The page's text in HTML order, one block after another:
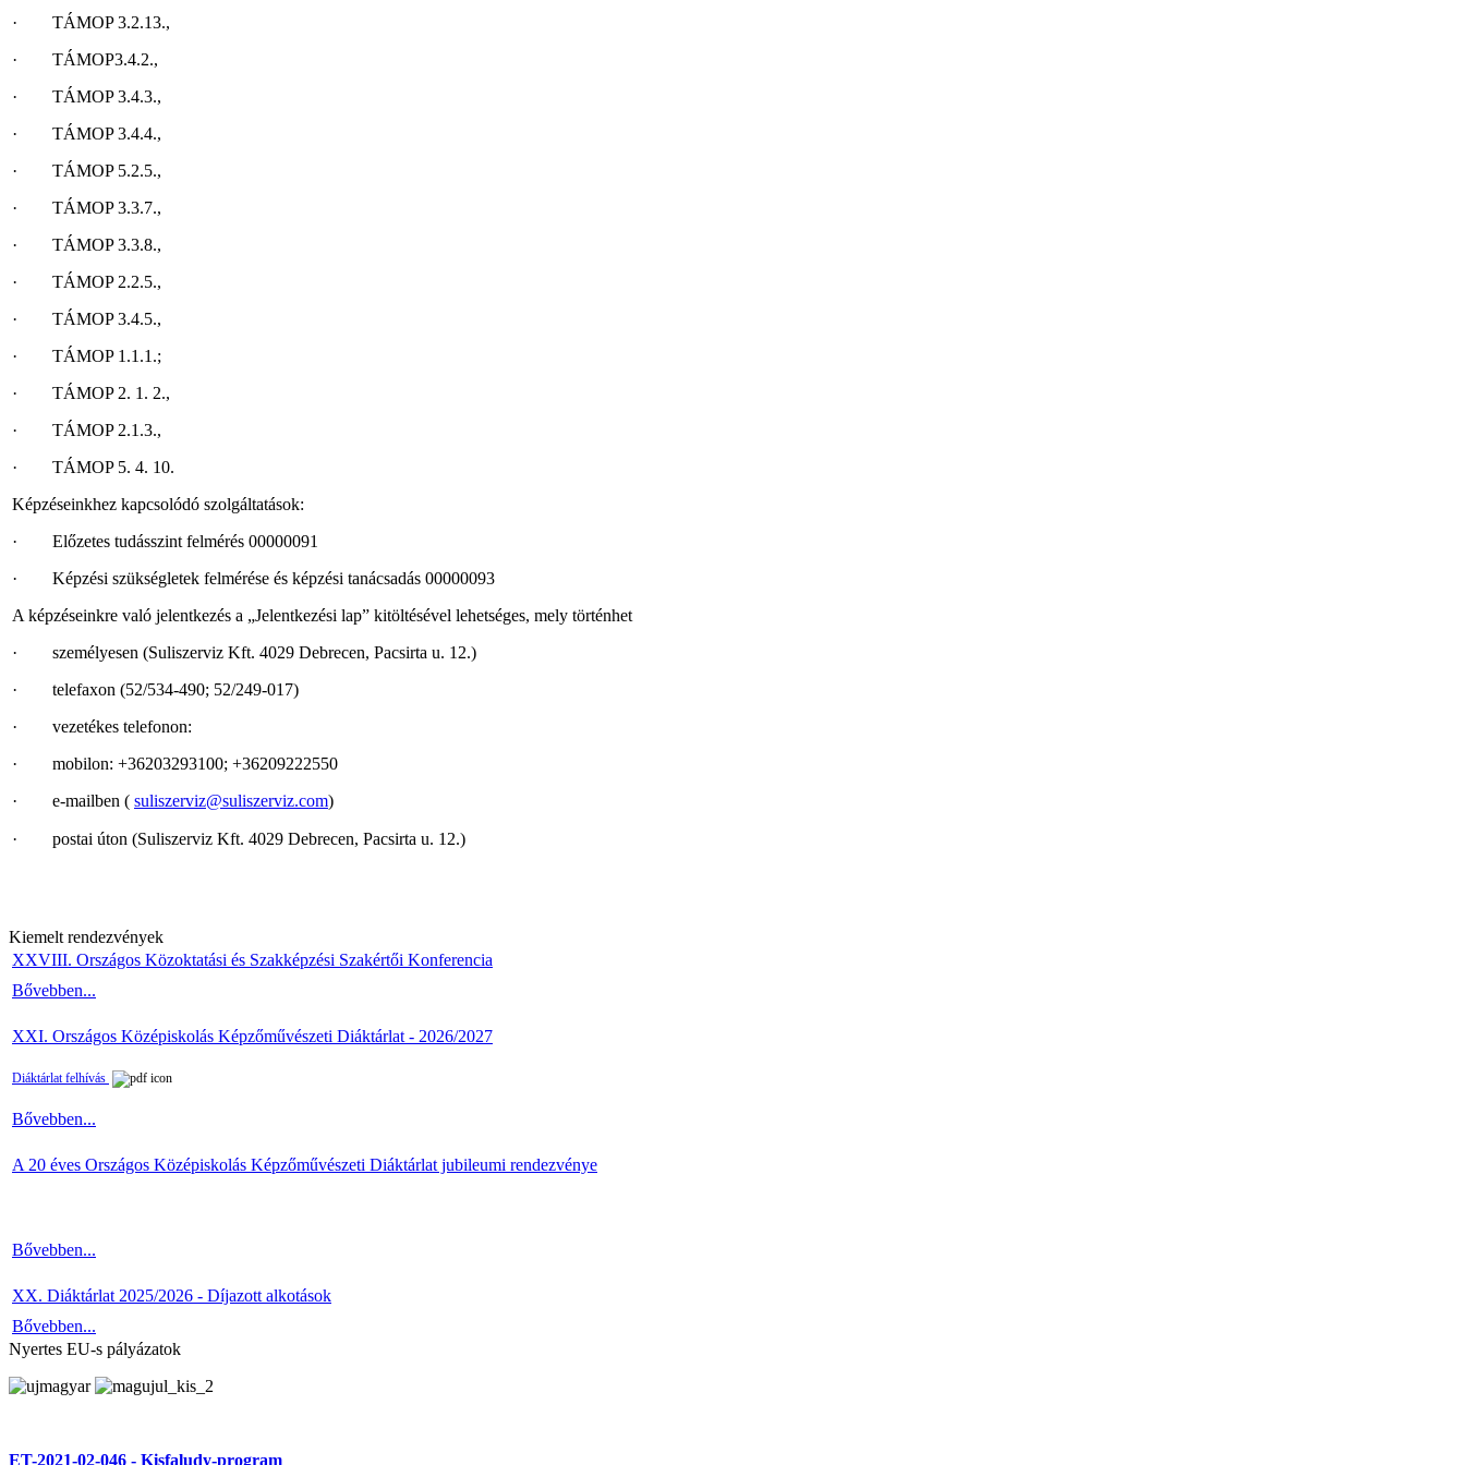
· TÁMOP 3.2.13.,
· TÁMOP3.4.2.,
· TÁMOP 3.4.3.,
· TÁMOP 3.4.4.,
· TÁMOP 5.2.5.,
· TÁMOP 3.3.7.,
· TÁMOP 3.3.8.,
· TÁMOP 2.2.5.,
· TÁMOP 3.4.5.,
· TÁMOP 1.1.1.;
· TÁMOP 2. 1. 2.,
· TÁMOP 2.1.3.,
· TÁMOP 5. 4. 10.
Képzéseinkhez kapcsolódó szolgáltatások:
· Előzetes tudásszint felmérés 00000091
· Képzési szükségletek felmérése és képzési tanácsadás 00000093
A képzéseinkre való jelentkezés a „Jelentkezési lap” kitöltésével lehetséges, mely történhet
· személyesen (Suliszerviz Kft. 4029 Debrecen, Pacsirta u. 12.)
· telefaxon (52/534-490; 52/249-017)
· vezetékes telefonon:
· mobilon: +36203293100; +36209222550
· e-mailben ( suliszerviz@suliszerviz.com)
· postai úton (Suliszerviz Kft. 4029 Debrecen, Pacsirta u. 12.)
Kiemelt rendezvények
XXVIII. Országos Közoktatási és Szakképzési Szakértői Konferencia
Bővebben...
XXI. Országos Középiskolás Képzőművészeti Diáktárlat - 2026/2027
Diáktárlat felhívás
Bővebben...
A 20 éves Országos Középiskolás Képzőművészeti Diáktárlat jubileumi rendezvénye
Bővebben...
XX. Diáktárlat 2025/2026 - Díjazott alkotások
Bővebben...
Nyertes EU-s pályázatok
ET-2021-02-046 - Kisfaludy-program